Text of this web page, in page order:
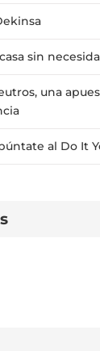
sin
una
al Do It